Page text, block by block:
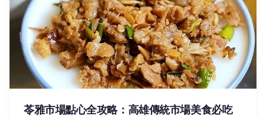
苓雅市場點心全攻略：高雄傳統市場美食必吃